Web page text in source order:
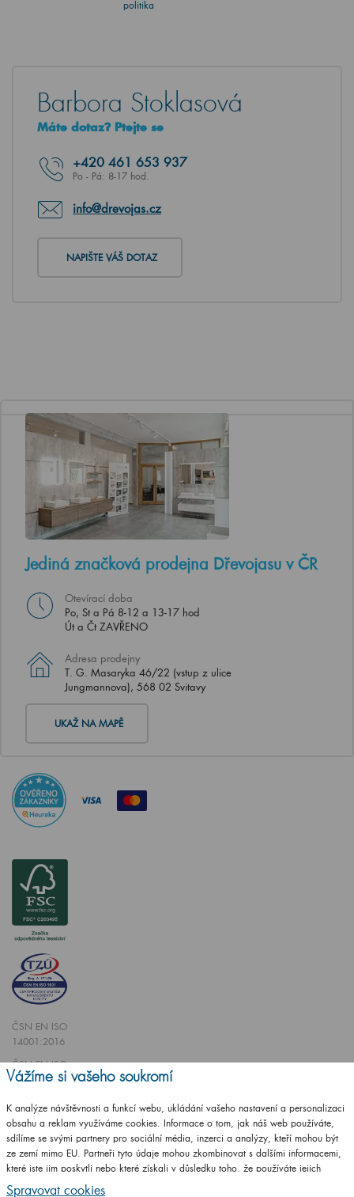
politika
Barbora Stoklasová
Máte dotaz? Ptejte se
+420 461 653 937
Po - Pá: 8-17 hod.
info@drevojas.cz
NAPIŠTE VÁŠ DOTAZ
Jediná značková prodejna Dřevojasu v ČR
Otevírací doba
Po, St a Pá 8-12 a 13-17 hod
Út a Čt ZAVŘENO
Adresa prodejny
T. G. Masaryka 46/22 (vstup z ulice
Jungmannova), 568 02 Svitavy
UKAŽ NA MAPĚ
ČSN EN ISO
14001:2016
ČSN EN ISO
9001:2016
Vytvořilo studioCZECHGROUP.cz
Vážíme si vašeho soukromí
K analýze návštěvnosti a funkcí webu, ukládání vašeho nastavení a personalizaci
obsahu a reklam využíváme cookies. Informace o tom, jak náš web používáte,
sdílíme se svými partnery pro sociální média, inzerci a analýzy, kteří mohou být
ze zemí mimo EU. Partneři tyto údaje mohou zkombinovat s dalšími informacemi,
které jste jim poskytli nebo které získali v důsledku toho, že používáte jejich
služby.
Podrobné informace
Spravovat cookies